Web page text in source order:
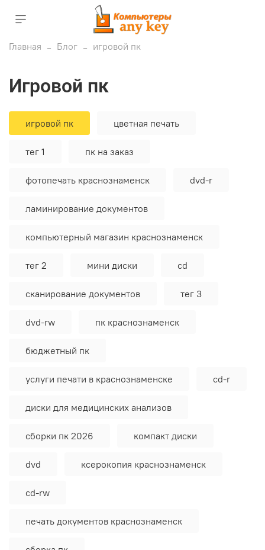
Главная Блог игровой пк
игровой пк
игровой пк цветная печать
тег 1 пк на заказ
фотопечать краснознаменск dvd-r
ламинирование документов
компьютерный магазин краснознаменск
тег 2 мини диски cd
сканирование документов тег 3
dvd-rw пк краснознаменск
бюджетный пк
услуги печати в краснознаменске cd-r
диски для медицинских анализов
сборки пк 2026 компакт диски
dvd ксерокопия краснознаменск
сd-rw
печать документов краснознаменск